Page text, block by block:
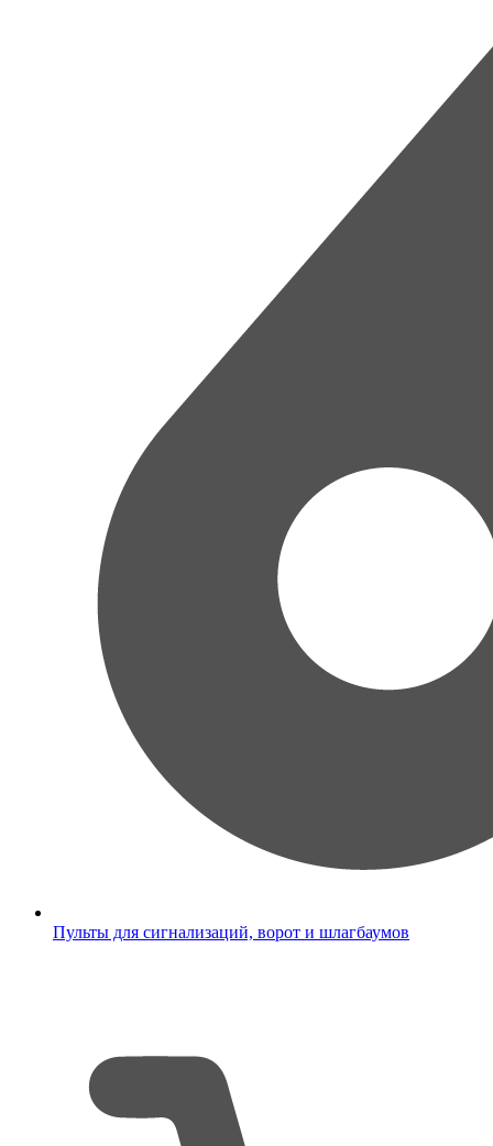
Пульты для сигнализаций, ворот и шлагбаумов